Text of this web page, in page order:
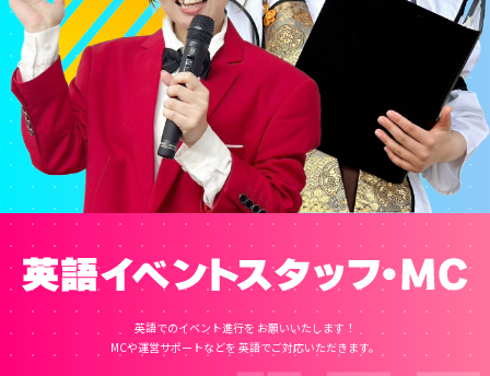
英語でのイベント進行を お願いいたします！
MCや運営サポートなどを 英語でご対応いただきます。